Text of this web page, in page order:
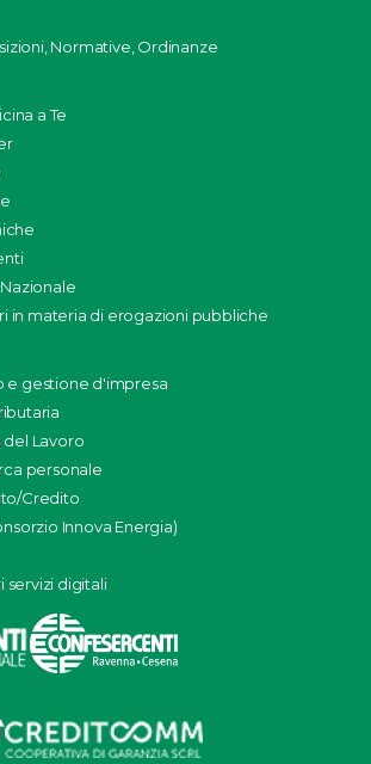
Normative, Ordinanze
a Te
in materia di erogazioni pubbliche
e gestione d'impresa
del Lavoro
personale
Credito
Innova Energia)
servizi digitali